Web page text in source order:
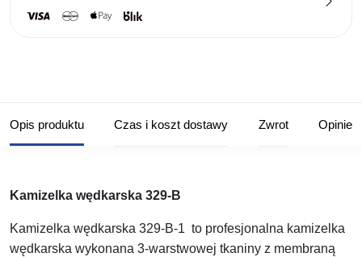
Opis produktu Czas i koszt dostawy Zwrot Opinie
Kamizelka wędkarska 329-B
Kamizelka wędkarska 329-B-1 to profesjonalna kamizelka
wędkarska wykonana 3-warstwowej tkaniny z membraną